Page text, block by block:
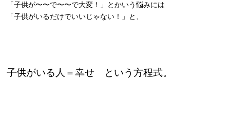
「子供が〜〜で〜〜で大変！」とかいう悩みには
「子供がいるだけでいいじゃない！」と、
子供がいる人＝幸せ という方程式。